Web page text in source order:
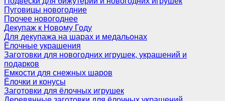
Пуговицы новогодние
Прочее новогоднее
Декупаж к Новому Году
Для декупажа на шарах и медальонах
Ёлочные украшения
Заготовки для новогодних игрушек, украшений и
подарков
Емкости для снежных шаров
Ёлочки и конусы
Заготовки для ёлочных игрушек